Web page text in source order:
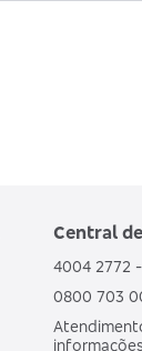
Central
4004 2772
0800 703